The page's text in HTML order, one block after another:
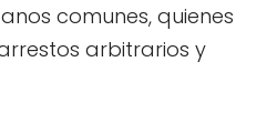
comunes, quienes
arbitrarios y